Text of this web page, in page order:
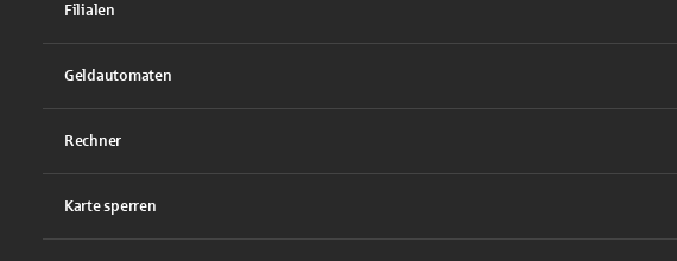
Filialen
Geldautomaten
Rechner
Karte sperren